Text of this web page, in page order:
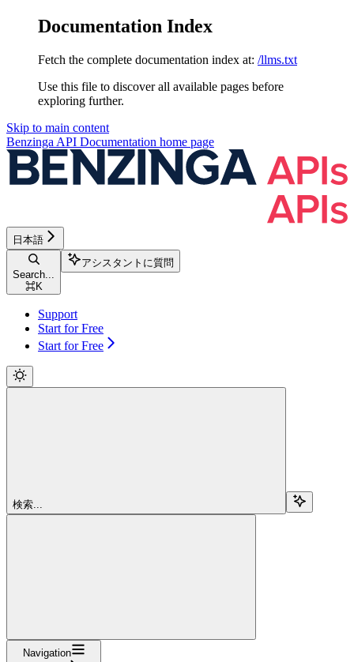
Documentation Index
Fetch the complete documentation index at: /llms.txt
Use this file to discover all available pages before
exploring further.
Skip to main content
Benzinga API Documentation home page
日本語
Search...
⌘K
アシスタントに質問
Support
Start for Free
Start for Free
検索...
Navigation